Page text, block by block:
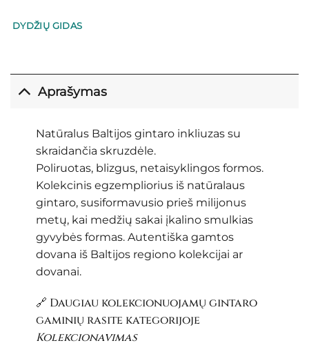
DYDŽIŲ GIDAS
Aprašymas
Natūralus Baltijos gintaro inkliuzas su
skraidančia skruzdėle.
Poliruotas, blizgus, netaisyklingos formos.
Kolekcinis egzempliorius iš natūralaus
gintaro, susiformavusio prieš milijonus
metų, kai medžių sakai įkalino smulkias
gyvybės formas. Autentiška gamtos
dovana iš Baltijos regiono kolekcijai ar
dovanai.
🔗 Daugiau kolekcionuojamų gintaro
gaminių rasite kategorijoje
Kolekcionavimas